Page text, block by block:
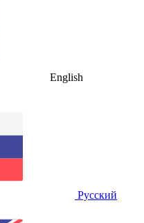
English
Русский